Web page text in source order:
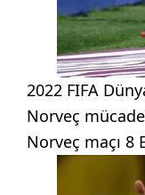
2022 FIFA
Norveç
Norveç maçı 8